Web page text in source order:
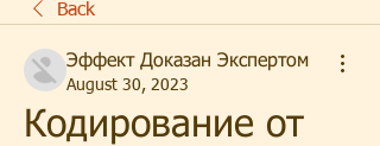
Back
Эффект Доказан Экспертом
August 30, 2023
Кодирование от